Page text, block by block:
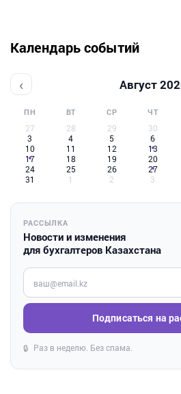
Календарь событий
‹ Август
ПН ВТ СР ЧТ
27 28 29 30
3
4 5 6
10
11 12 13
17
18 19 20
24
25 26 27
31
1 2 3
РАССЫЛКА
Новости и изменения
для бухгалтеров Казахстана
Введите ваш e-mail
Подписаться на
🔒 Раз в неделю. Без спама.